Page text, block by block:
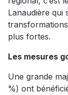
Lanaudière qui
plus fortes.
Les mesures
Une grande
%) ont